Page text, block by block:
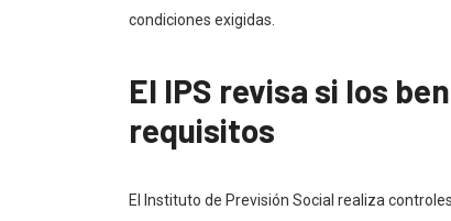
condiciones exigidas.
El IPS revisa si los
requisitos
El Instituto de Previsión Social realiza